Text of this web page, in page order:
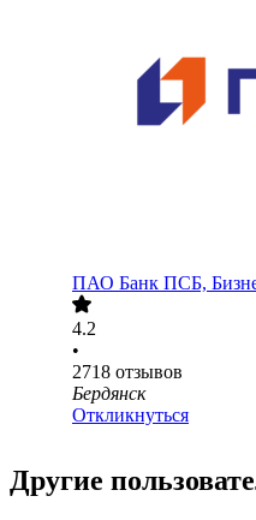
ПАО Банк ПСБ,
4.2
•
2718 отзывов
Бердянск
Откликнуться
Другие